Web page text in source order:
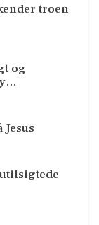
troen
og